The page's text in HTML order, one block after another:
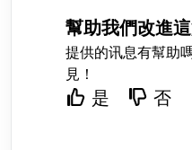
幫助我們改進
提供的讯息有幫助
見！
是 否